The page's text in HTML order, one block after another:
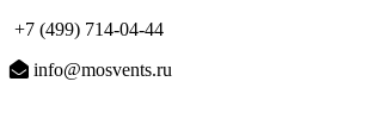
+7 (499) 714-04-44
info@mosvents.ru